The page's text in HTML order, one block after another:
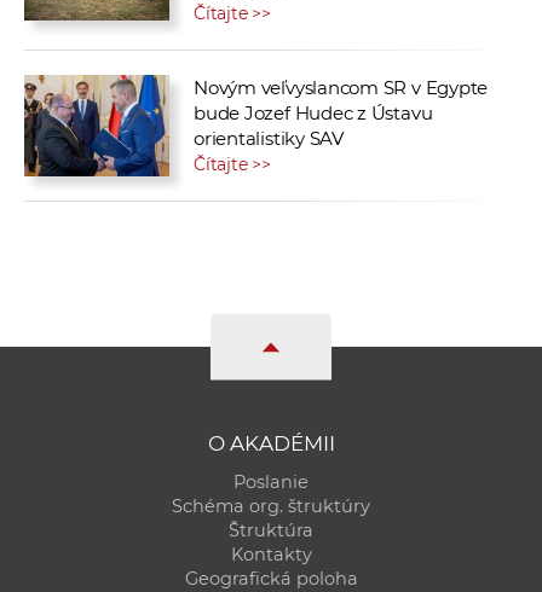
Čítajte >>
Novým veľvyslancom SR v Egypte
bude Jozef Hudec z Ústavu
orientalistiky SAV
Čítajte >>
O AKADÉMII
Poslanie
Schéma org. štruktúry
Štruktúra
Kontakty
Geografická poloha